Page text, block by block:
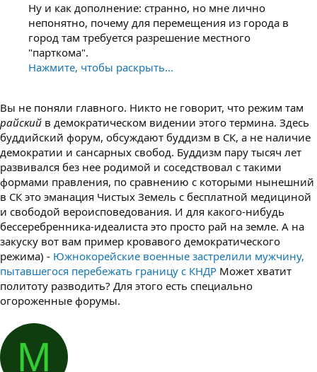
Ну и как дополнение: странно, но мне лично
непонятно, почему для перемещения из города в
город там требуется разрешение местного
"парткома".
Нажмите, чтобы раскрыть...
Вы не поняли главного. Никто не говорит, что режим там
райский в демократическом видении этого термина. Здесь
буддийский форум, обсуждают буддизм в СК, а не наличие
демократии и сансарных свобод. Буддизм пару тысяч лет
развивался без нее родимой и соседствовал с такими
формами правления, по сравнению с которыми нынешний
в СК это эманация Чистых Земель с бесплатной медициной
и свободой вероисповедования. И для какого-нибудь
бессеребренника-идеалиста это просто рай на земле. А на
закуску вот вам пример кровавого демократического
режима) - Южнокорейские военные застрелили мужчину,
пытавшегося перебежать границу с КНДР Может хватит
политоту разводить? Для этого есть специально
огороженные форумы.
М